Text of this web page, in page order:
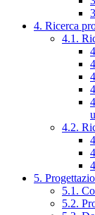
4. Ricerca
4.1.
4.2.
5.
5.1.
5.2.